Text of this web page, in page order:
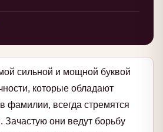
сильной и мощной буквой
которые обладают
фамилии, всегда стремятся
Зачастую они ведут борьбу